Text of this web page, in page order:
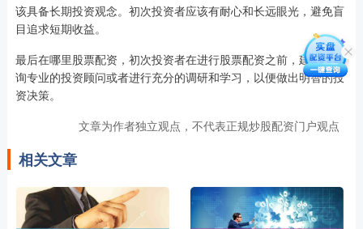
该具备长期投资观念。初次投资者应该有耐心和长远眼光，避免盲
目追求短期收益。
最后在哪里股票配资，初次投资者在进行股票配资之前，建议先咨
询专业的投资顾问或者进行充分的调研和学习，以便做出明智的投
资决策。
文章为作者独立观点，不代表正规炒股配资门户观点
相关文章